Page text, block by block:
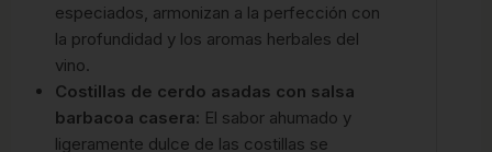
especiados, armonizan a la perfección con
la profundidad y los aromas herbales del
vino.
Costillas de cerdo asadas con salsa
barbacoa casera: El sabor ahumado y
ligeramente dulce de las costillas se